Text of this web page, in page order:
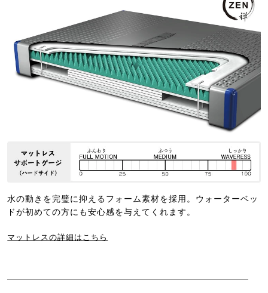
水の動きを完璧に抑えるフォーム素材を採用。ウォーターベッ
ドが初めての方にも安心感を与えてくれます。
マットレスの詳細はこちら